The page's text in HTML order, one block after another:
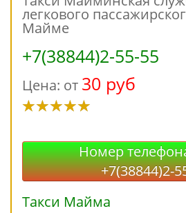
легкового
Майме
+7(38844)2-55-55
Цена: от 30 руб
Номер
+7(38844)2-
Такси Майма